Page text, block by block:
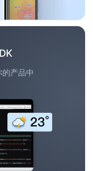
产品中